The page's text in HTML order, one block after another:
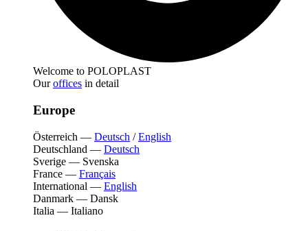
Welcome to POLOPLAST
Ouroffices in detail
Europe
Österreich — Deutsch /English
Deutschland — Deutsch
Sverige — Svenska
France — Français
International — English
Danmark — Dansk
Italia — Italiano